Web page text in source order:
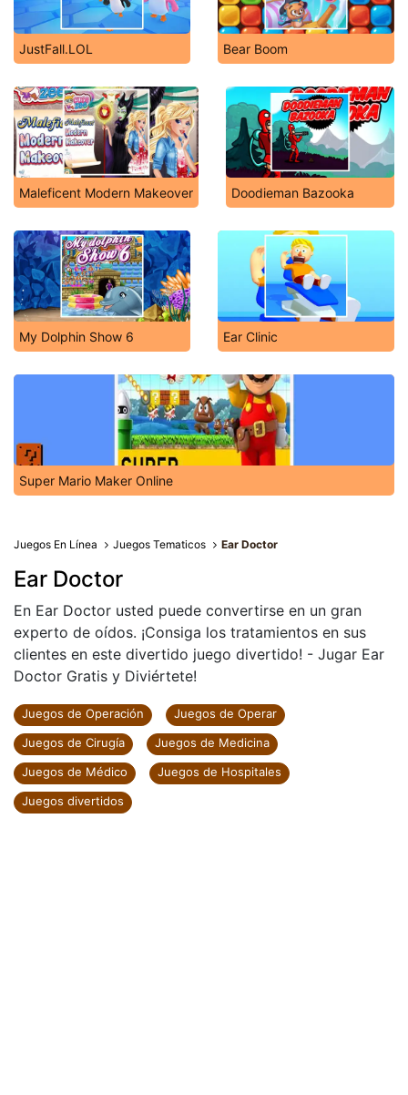
JustFall.LOL Bear Boom
Maleficent Modern Makeover Doodieman Bazooka
My Dolphin Show 6 Ear Clinic
Super Mario Maker Online
Juegos En Línea Juegos Tematicos Ear Doctor
Ear Doctor
En Ear Doctor usted puede convertirse en un gran
experto de oídos. ¡Consiga los tratamientos en sus
clientes en este divertido juego divertido! - Jugar Ear
Doctor Gratis y Diviértete!
Juegos de Operación
Juegos de Operar
Juegos de Cirugía
Juegos de Medicina
Juegos de Médico
Juegos de Hospitales
Juegos divertidos